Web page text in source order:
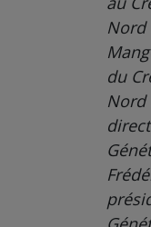
Nord
du
Nord